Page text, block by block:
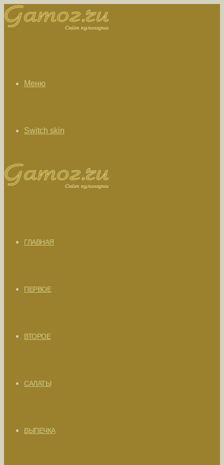
Меню
Switch skin
ГЛАВНАЯ
ПЕРВОЕ
ВТОРОЕ
САЛАТЫ
ВЫПЕЧКА